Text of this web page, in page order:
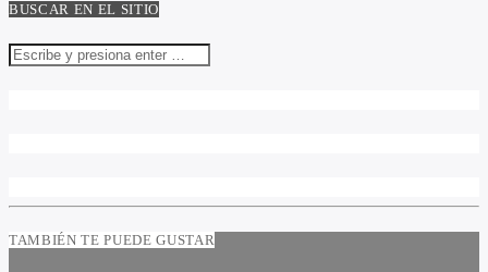
BUSCAR EN EL SITIO
TAMBIÉN TE PUEDE GUSTAR